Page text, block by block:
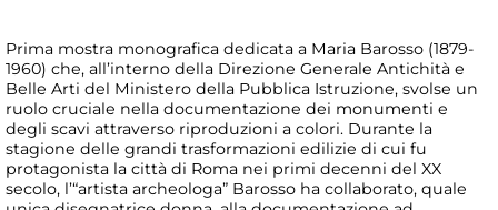
Prima mostra monografica dedicata a Maria Barosso (1879-
1960) che, all’interno della Direzione Generale Antichità e
Belle Arti del Ministero della Pubblica Istruzione, svolse un
ruolo cruciale nella documentazione dei monumenti e
degli scavi attraverso riproduzioni a colori. Durante la
stagione delle grandi trasformazioni edilizie di cui fu
protagonista la città di Roma nei primi decenni del XX
secolo, l’“artista archeologa” Barosso ha collaborato, quale